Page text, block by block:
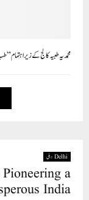
محمد یہ طبیہ کالج کے زیر اہتمام ” طب نبوی ” پر
Delhi دہلی
a
India